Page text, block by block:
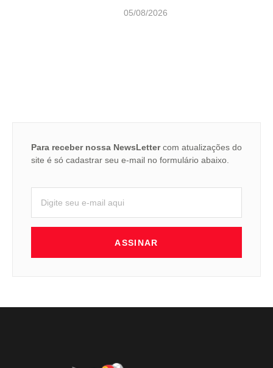
05/08/2026
Para receber nossa NewsLettercom atualizações do
site é só cadastrar seu e-mail no formulário abaixo.
ASSINAR